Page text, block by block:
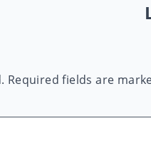
Required fields are